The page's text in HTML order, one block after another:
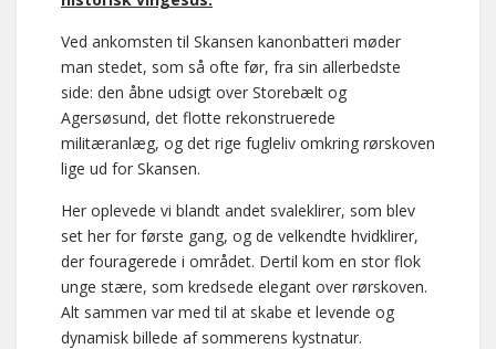
Ved ankomsten til Skansen kanonbatteri møder
man stedet, som så ofte før, fra sin allerbedste
side: den åbne udsigt over Storebælt og
Agersøsund, det flotte rekonstruerede
militæranlæg, og det rige fugleliv omkring rørskoven
lige ud for Skansen.
Her oplevede vi blandt andet svaleklirer, som blev
set her for første gang, og de velkendte hvidklirer,
der fouragerede i området. Dertil kom en stor flok
unge stære, som kredsede elegant over rørskoven.
Alt sammen var med til at skabe et levende og
dynamisk billede af sommerens kystnatur.